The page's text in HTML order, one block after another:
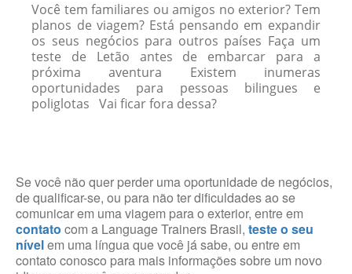
Você tem familiares ou amigos no exterior? Tem
planos de viagem? Está pensando em expandir
os seus negócios para outros países Faça um
teste de Letão antes de embarcar para a
próxima aventura Existem inumeras
oportunidades para pessoas bilingues e
poliglotas Vai ficar fora dessa?
Se você não quer perder uma oportunidade de negócios,
de qualificar-se, ou para não ter dificuldades ao se
comunicar em uma viagem para o exterior, entre em
contato com a Language Trainers Brasil, teste o seu
nívelem uma língua que você já sabe, ou entre em
contato conosco para mais informações sobre um novo